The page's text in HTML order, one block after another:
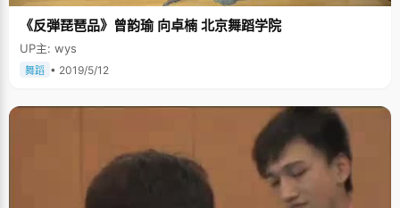
《反弾琵琶品》曾韵瑜 向卓楠 北京舞蹈学院
UP主: wys
舞蹈 • 2019/5/12